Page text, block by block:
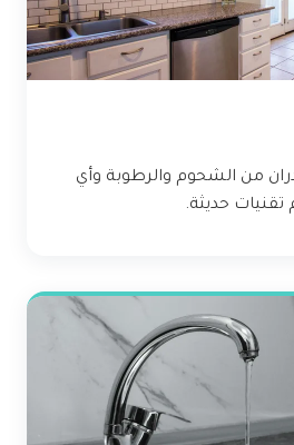
من الشحوم والرطوبة وأي
تقنيات حديثة.